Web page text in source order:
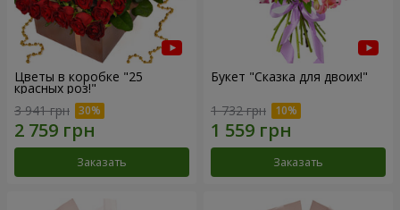
Цветы в коробке "25
красных роз!"
3 941 грн
Заказать
Букет "Сказка для двоих!"
1 732 грн
Заказать